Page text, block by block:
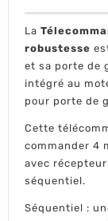
La
robustesse
et sa porte de
intégré au
pour porte de
Cette
commander 4
avec
séquentiel.
Séquentiel :